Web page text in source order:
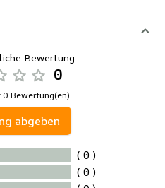
Bewertung
0
Bewertung(en)
abgeben
( 0 )
( 0 )